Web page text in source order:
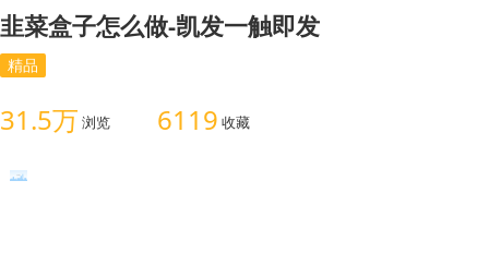
韭菜盒子怎么做-凯发一触即发
精品
31.5万 浏览 6119 收藏